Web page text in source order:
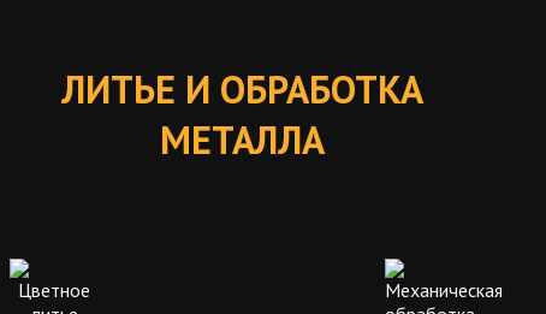
ЛИТЬЕ И ОБРАБОТКА
МЕТАЛЛА